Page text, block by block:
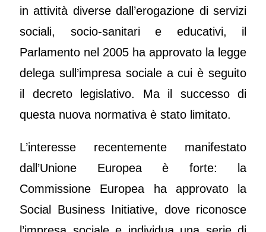
in attività diverse dall’erogazione di servizi
sociali, socio-sanitari e educativi, il
Parlamento nel 2005 ha approvato la legge
delega sull’impresa sociale a cui è seguito
il decreto legislativo. Ma il successo di
questa nuova normativa è stato limitato.
L’interesse recentemente manifestato
dall’Unione Europea è forte: la
Commissione Europea ha approvato la
Social Business Initiative, dove riconosce